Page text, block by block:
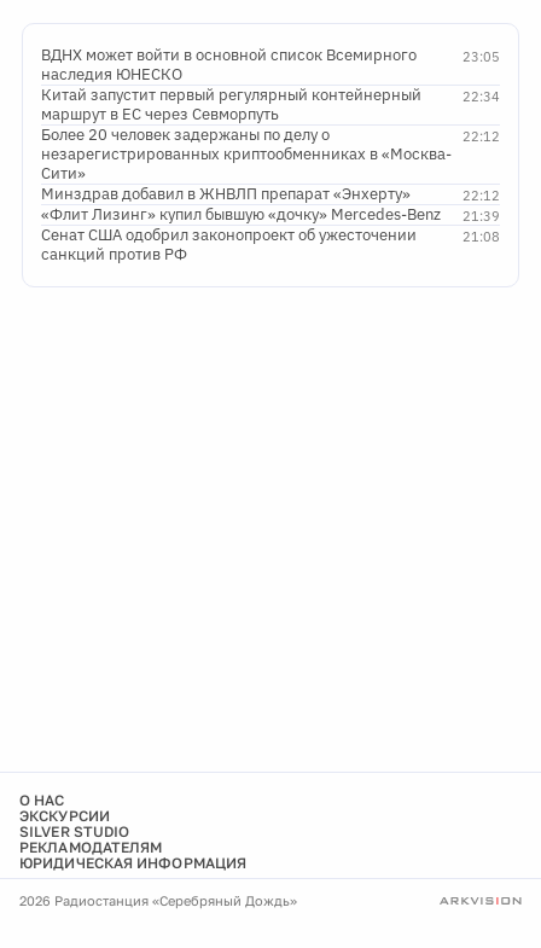
23:05
ВДНХ может войти в основной список Всемирного
наследия ЮНЕСКО
22:34
Китай запустит первый регулярный контейнерный
маршрут в ЕС через Севморпуть
22:12
Более 20 человек задержаны по делу о
незарегистрированных криптообменниках в «Москва-
Сити»
22:12
Минздрав добавил в ЖНВЛП препарат «Энхерту»
21:39
«Флит Лизинг» купил бывшую «дочку» Mercedes-Benz
21:08
Сенат США одобрил законопроект об ужесточении
санкций против РФ
О НАС
ЭКСКУРСИИ
SILVER STUDIO
РЕКЛАМОДАТЕЛЯМ
ЮРИДИЧЕСКАЯ ИНФОРМАЦИЯ
2026 Радиостанция «Серебряный Дождь»